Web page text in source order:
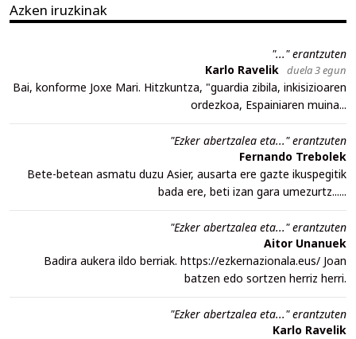
Azken iruzkinak
"..." erantzuten
Karlo Ravelik duela 3 egun
Bai, konforme Joxe Mari. Hitzkuntza, "guardia zibila, inkisizioaren
ordezkoa, Espainiaren muina...
"Ezker abertzalea eta..." erantzuten
Fernando Trebolek
Bete-betean asmatu duzu Asier, ausarta ere gazte ikuspegitik
bada ere, beti izan gara umezurtz......
"Ezker abertzalea eta..." erantzuten
Aitor Unanuek
Badira aukera ildo berriak. https://ezkernazionala.eus/ Joan
batzen edo sortzen herriz herri.
"Ezker abertzalea eta..." erantzuten
Karlo Ravelik